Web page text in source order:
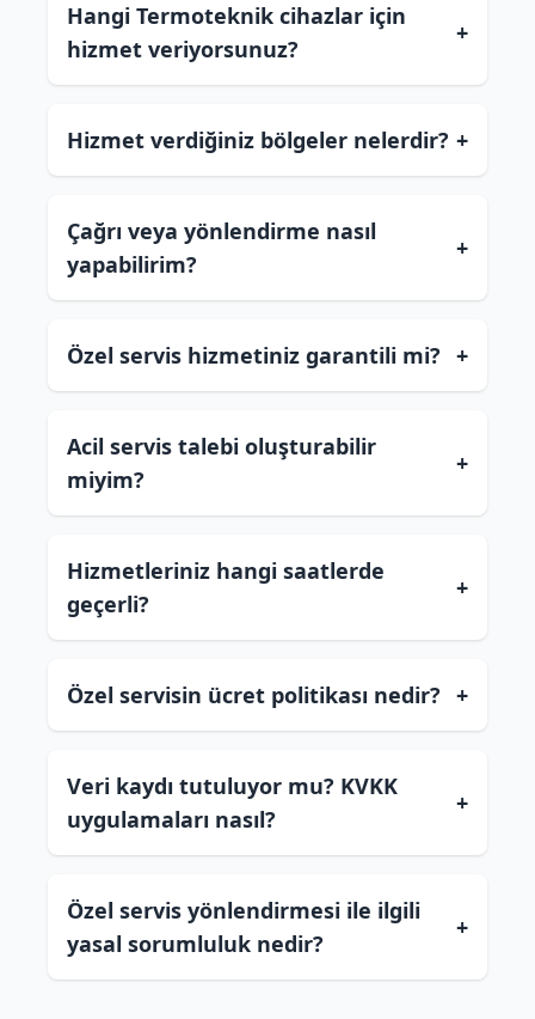
Hangi Termoteknik cihazlar için
hizmet veriyorsunuz?
+
Hizmet verdiğiniz bölgeler nelerdir? +
Çağrı veya yönlendirme nasıl
yapabilirim?
+
Özel servis hizmetiniz garantili mi? +
Acil servis talebi oluşturabilir
miyim?
+
Hizmetleriniz hangi saatlerde
geçerli?
+
Özel servisin ücret politikası nedir? +
Veri kaydı tutuluyor mu? KVKK
uygulamaları nasıl?
+
Özel servis yönlendirmesi ile ilgili
yasal sorumluluk nedir?
+